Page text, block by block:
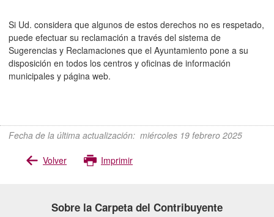
Si Ud. considera que algunos de estos derechos no es respetado,
puede efectuar su reclamación a través del sistema de
Sugerencias y Reclamaciones que el Ayuntamiento pone a su
disposición en todos los centros y oficinas de información
municipales y página web.
Fecha de la última actualización: miércoles 19 febrero 2025
Volver Imprimir
Sobre la Carpeta del Contribuyente